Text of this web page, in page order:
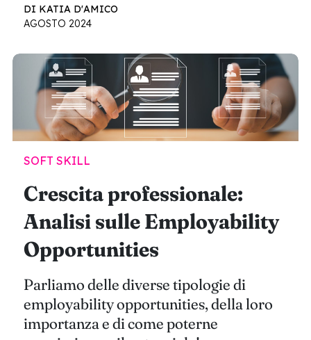
DI KATIA D'AMICO
AGOSTO 2024
SOFT SKILL
Crescita professionale:
Analisi sulle Employability
Opportunities
Parliamo delle diverse tipologie di
employability opportunities, della loro
importanza e di come poterne